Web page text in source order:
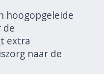
hoogopgeleide
de
extra
naar de